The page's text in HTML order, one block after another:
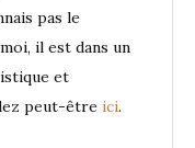
pas le
il est dans un
et
peut-être ici.